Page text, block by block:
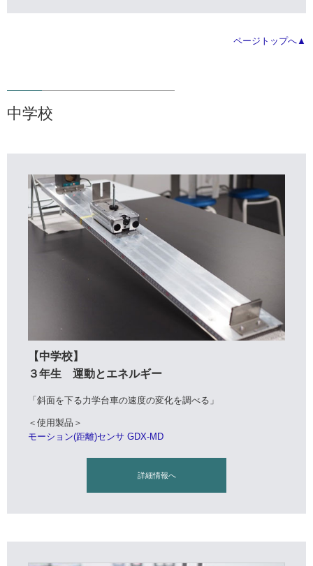
ページトップへ▲
中学校
【中学校】
３年生 運動とエネルギー
「斜面を下る力学台車の速度の変化を調べる」
＜使用製品＞
モーション(距離)センサ GDX-MD
詳細情報へ